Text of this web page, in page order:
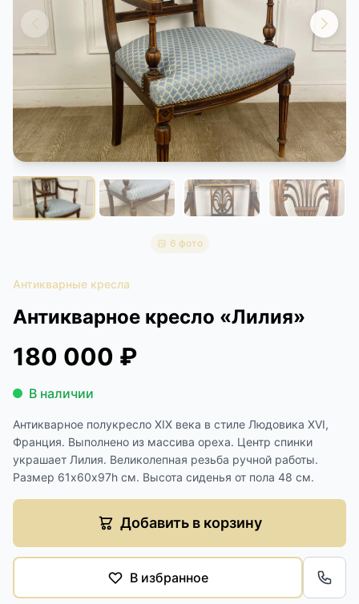
КУРСЫ ПО РЕСТАВРАЦИИ
КОНТАКТЫ
ДОСТАВКА И ОПЛАТА
6 фото
Антикварные кресла
Антикварное кресло «Лилия»
180 000 ₽
В наличии
Антикварное полукресло XIX века в стиле Людовика XVI,
Франция. Выполнено из массива ореха. Центр спинки
украшает Лилия. Великолепная резьба ручной работы.
Размер 61х60х97h см. Высота сиденья от пола 48 см.
Добавить в корзину
В избранное